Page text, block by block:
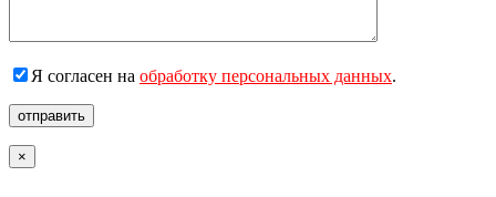
Я согласен на обработку персональных данных.
отправить
×